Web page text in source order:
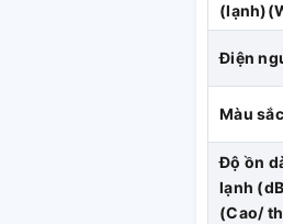
Điện
Màu sắc
Độ ồn
lạnh
(Cao/